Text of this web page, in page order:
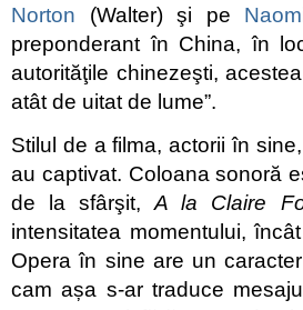
Norton (Walter) şi pe
preponderant în China, în
autorităţile chinezeşti,
atât de uitat de lume”.
Stilul de a filma, actorii în
au captivat. Coloana sonoră
de la sfârşit,A la Claire
intensitatea momentului,
Opera în sine are un
cam așa s-ar traduce